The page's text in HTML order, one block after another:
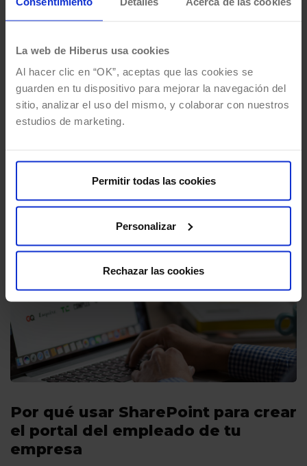
La web de Hiberus usa cookies
Al hacer clic en “OK”, aceptas que las cookies se
guarden en tu dispositivo para mejorar la navegación del
sitio, analizar el uso del mismo, y colaborar con nuestros
estudios de marketing.
Permitir todas las cookies
Personalizar
Rechazar las cookies
7 razones por las que elegir
documental
Por Maria Jose Esteban 22/05/2019 5 Mins de lectura
“¿Puedo utilizar SharePoint como mi gestor
documental, sustituyendo mi actual repositorio
obtener por centralizar mi gestión
Por qué usar SharePoint para crear
el portal del empleado de tu
empresa